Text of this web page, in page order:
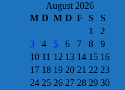
August 2026
M D M D F S
S
1
2
3
4 5 6 7 8
9
10 11 12 13 14 15 16
17 18 19 20 21 22 23
24 25 26 27 28 29 30